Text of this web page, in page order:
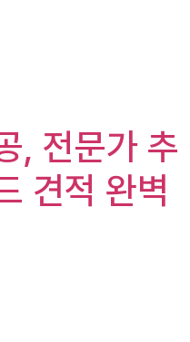
, 전문가 추
견적 완벽